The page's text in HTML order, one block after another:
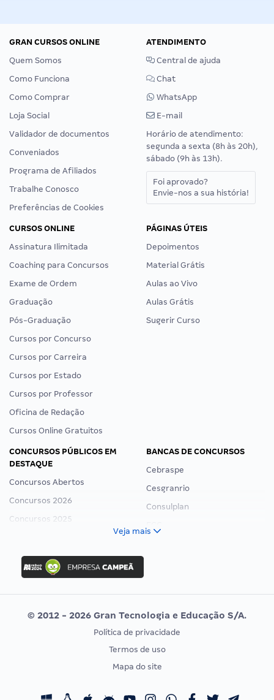
GRAN CURSOS ONLINE
Quem Somos
Como Funciona
Como Comprar
Loja Social
Validador de documentos
Conveniados
Programa de Afiliados
Trabalhe Conosco
Preferências de Cookies
ATENDIMENTO
Central de ajuda
Chat
WhatsApp
E-mail
Horário de atendimento:
segunda a sexta (8h às 20h),
sábado (9h às 13h).
Foi aprovado?
Envie-nos a sua história!
CURSOS ONLINE
Assinatura Ilimitada
Coaching para Concursos
Exame de Ordem
Graduação
Pós-Graduação
Cursos por Concurso
Cursos por Carreira
Cursos por Estado
Cursos por Professor
Oficina de Redação
Cursos Online Gratuitos
PÁGINAS ÚTEIS
Depoimentos
Material Grátis
Aulas ao Vivo
Aulas Grátis
Sugerir Curso
CONCURSOS PÚBLICOS EM
DESTAQUE
Concursos Abertos
Concursos 2026
Concursos 2025
Concurso Ibama
Concurso MPU
Editais publicados
BANCAS DE CONCURSOS
Cebraspe
Cesgranrio
Consulplan
Vunesp
CONCURSOS POR PROFISSÃO
Concursos Fiscais
EXAME DE ORDEM
Calendário OAB
Veja mais
© 2012 - 2026 Gran Tecnologia e Educação S/A.
Política de privacidade
Termos de uso
Mapa do site